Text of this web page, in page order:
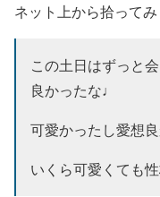
ネット上から拾ってみ
この土日はずっと
良かったな♩
可愛かったし愛想
いくら可愛くても